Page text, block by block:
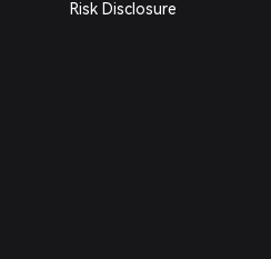
Risk Disclosure